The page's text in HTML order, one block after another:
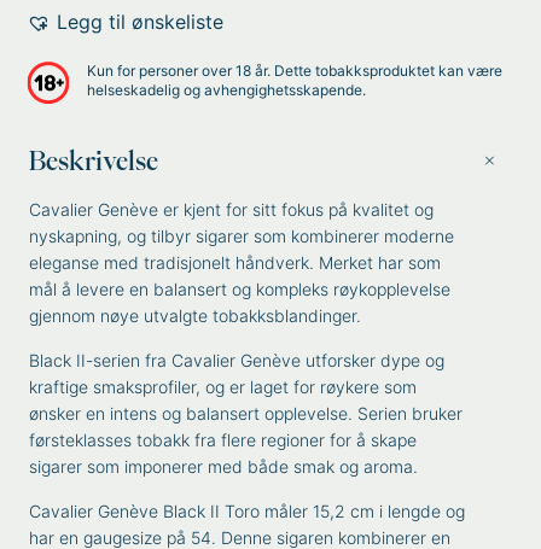
Legg til ønskeliste
Kun for personer over 18 år. Dette tobakksproduktet kan være
helseskadelig og avhengighetsskapende.
Beskrivelse
Cavalier Genève er kjent for sitt fokus på kvalitet og
nyskapning, og tilbyr sigarer som kombinerer moderne
eleganse med tradisjonelt håndverk. Merket har som
mål å levere en balansert og kompleks røykopplevelse
gjennom nøye utvalgte tobakksblandinger.
Black II-serien fra Cavalier Genève utforsker dype og
kraftige smaksprofiler, og er laget for røykere som
ønsker en intens og balansert opplevelse. Serien bruker
førsteklasses tobakk fra flere regioner for å skape
sigarer som imponerer med både smak og aroma.
Cavalier Genève Black II Toro måler 15,2 cm i lengde og
har en gaugesize på 54. Denne sigaren kombinerer en